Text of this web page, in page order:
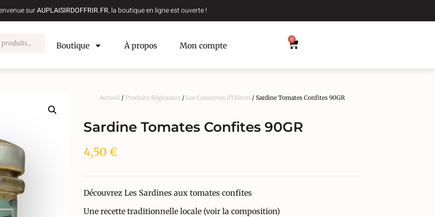
surAUPLAISIRDOFFRIR.FR, la boutique en ligne est ouverte !
Boutique À propos Mon compte
0
Accueil / Produits Régionaux/ Les Conserves d'Oléron/ Sardine Tomates Confites 90GR
Sardine Tomates Confites 90GR
4,50 €
Découvrez Les Sardines aux tomates confites
Une recette traditionnelle locale (voir la composition)